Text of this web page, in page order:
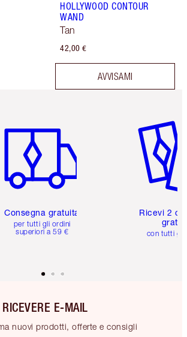
HOLLYWOOD CONTOUR
WAND
Tan
42,00 €
AVVISAMI
Consegna gratuita
per tutti gli ordini
superiori a 59 €
Ricevi 2
con tutti gli
E-MAIL
nuovi prodotti, offerte e consigli